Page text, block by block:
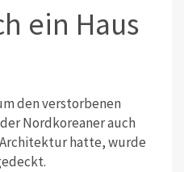
ein Haus
den verstorbenen
Nordkoreaner auch
hatte, wurde